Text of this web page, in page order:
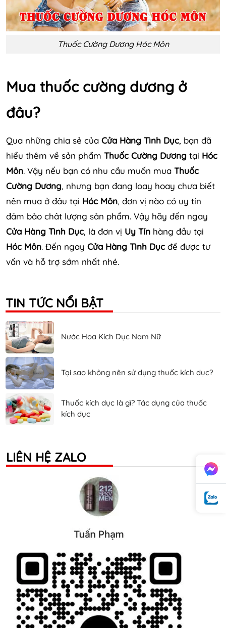
Thuốc Cường Dương Hóc Môn
Mua thuốc cường dương ở
đâu?
Qua những chia sẻ của Cửa Hàng Tình Dục, bạn đã
hiểu thêm về sản phẩm Thuốc Cường Dương tại Hóc
Môn. Vậy nếu bạn có nhu cầu muốn mua Thuốc
Cường Dương, nhưng bạn đang loay hoay chưa biết
nên mua ở đâu tại Hóc Môn, đơn vị nào có uy tín
đảm bảo chât lượng sản phẩm. Vậy hãy đến ngay
Cửa Hàng Tình Dục, là đơn vị Uy Tín hàng đầu tại
Hóc Môn. Đến ngay Cửa Hàng Tình Dục để được tư
vấn và hỗ trợ sớm nhất nhé.
TIN TỨC NỔI BẬT
Nước Hoa Kích Dục Nam Nữ
Tại sao không nên sử dụng thuốc kích dục?
Thuốc kích dục là gì? Tác dụng của thuốc
kích dục
LIÊN HỆ ZALO